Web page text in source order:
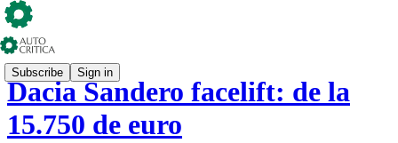
Subscribe Sign in
Dacia Sandero facelift: de la
15.750 de euro